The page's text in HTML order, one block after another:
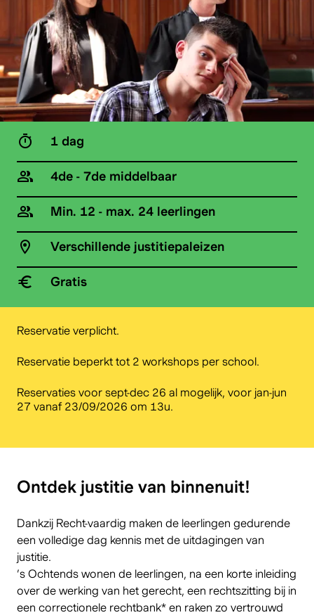
1 dag
4de - 7de middelbaar
Min. 12 - max. 24 leerlingen
Verschillende justitiepaleizen
Gratis
Reservatie verplicht.
Reservatie beperkt tot 2 workshops per school.
Reservaties voor sept-dec 26 al mogelijk, voor jan-jun
27 vanaf 23/09/2026 om 13u.
Ontdek justitie van binnenuit!
Dankzij Recht-vaardig maken de leerlingen gedurende
een volledige dag kennis met de uitdagingen van
justitie.
’s Ochtends wonen de leerlingen, na een korte inleiding
over de werking van het gerecht, een rechtszitting bij in
een correctionele rechtbank* en raken zo vertrouwd